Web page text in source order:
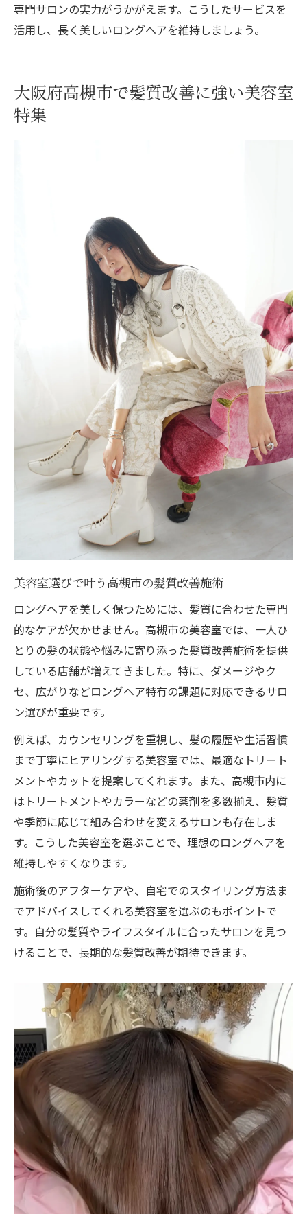
専門サロンの実力がうかがえます。こうしたサービスを
活用し、長く美しいロングヘアを維持しましょう。
大阪府高槻市で髪質改善に強い美容室
特集
美容室選びで叶う高槻市の髪質改善施術
ロングヘアを美しく保つためには、髪質に合わせた専門
的なケアが欠かせません。高槻市の美容室では、一人ひ
とりの髪の状態や悩みに寄り添った髪質改善施術を提供
している店舗が増えてきました。特に、ダメージやク
セ、広がりなどロングヘア特有の課題に対応できるサロ
ン選びが重要です。
例えば、カウンセリングを重視し、髪の履歴や生活習慣
まで丁寧にヒアリングする美容室では、最適なトリート
メントやカットを提案してくれます。また、高槻市内に
はトリートメントやカラーなどの薬剤を多数揃え、髪質
や季節に応じて組み合わせを変えるサロンも存在しま
す。こうした美容室を選ぶことで、理想のロングヘアを
維持しやすくなります。
施術後のアフターケアや、自宅でのスタイリング方法ま
でアドバイスしてくれる美容室を選ぶのもポイントで
す。自分の髪質やライフスタイルに合ったサロンを見つ
けることで、長期的な髪質改善が期待できます。